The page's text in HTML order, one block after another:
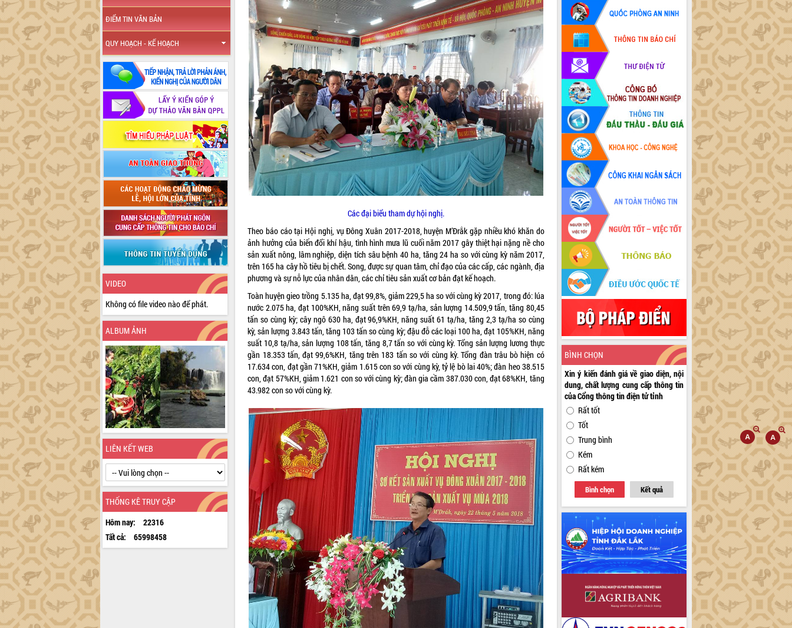
ĐIỂM TIN VĂN BẢN
QUY HOẠCH - KẾ HOẠCH
VIDEO
Không có file video nào để phát.
ALBUM ẢNH
LIÊN KẾT WEB
THỐNG KÊ TRUY CẬP
Hôm nay:
22316
Tất cả:
65998458
Các đại biểu tham dự hội nghị.
Theo báo cáo tại Hội nghị, vụ Đông Xuân 2017-2018, huyện M’Đrắk gặp nhiều khó khăn do
ảnh hưởng của biến đổi khí hậu, tình hình mưa lũ cuối năm 2017 gây thiệt hại nặng nề cho
sản xuất nông, lâm nghiệp, diện tích sâu bệnh 40 ha, tăng 24 ha so với cùng kỳ năm 2017,
trên 165 ha cây hồ tiêu bị chết. Song, được sự quan tâm, chỉ đạo của các cấp, các ngành, địa
phương và sự nỗ lực của nhân dân, các chỉ tiêu sản xuất cơ bản đạt kế hoạch.
Toàn huyện gieo trồng 5.135 ha, đạt 99,8%, giảm 229,5 ha so với cùng kỳ 2017, trong đó: lúa
nước 2.075 ha, đạt 100%KH, năng suất trên 69,9 tạ/ha, sản lượng 14.509,9 tấn, tăng 80,45
tấn so cùng kỳ; cây ngô 630 ha, đạt 96,9%KH, năng suất 61 tạ/ha, tăng 2,3 tạ/ha so cùng
kỳ, sản lượng 3.843 tấn, tăng 103 tấn so cùng kỳ; đậu đỗ các loại 100 ha, đạt 105%KH, năng
suất 10,8 tạ/ha, sản lượng 108 tấn, tăng 8,7 tấn so với cùng kỳ. Tổng sản lượng lương thực
gần 18.353 tấn, đạt 99,6%KH, tăng trên 183 tấn so với cùng kỳ. Tổng đàn trâu bò hiện có
17.634 con, đạt gần 71%KH, giảm 1.615 con so với cùng kỳ, tỷ lệ bò lai 40%; đàn heo 38.515
con, đạt 57%KH, giảm 1.621 con so với cùng kỳ; đàn gia cầm 387.030 con, đạt 68%KH, tăng
43.982 con so với cùng kỳ.
BÌNH CHỌN
Xin ý kiến đánh giá về giao diện, nội
dung, chất lượng cung cấp thông tin
của Cổng thông tin điện tử tỉnh
Rất tốt
Tốt
Trung bình
Kém
Rất kém
Bình chọn Kết quả